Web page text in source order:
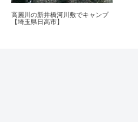
高麗川の新井橋河川敷でキャンプ
【埼玉県日高市】